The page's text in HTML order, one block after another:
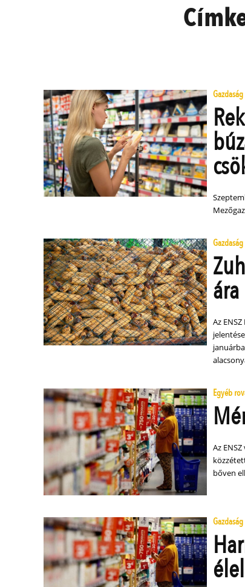
Gazdaság
Gazdaság
ára
Az
Egyéb
Az
bőven
Gazdaság